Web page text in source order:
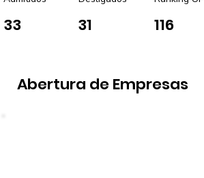
33 31 116
Abertura de Empresas